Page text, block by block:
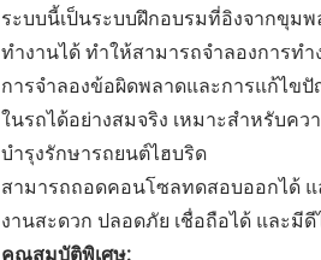
ระบบนี้เป็นระบบฝึกอบรมที่อิงจากขุม
ทำงานได้ ทำให้สามารถจำลองการท
การจำลองข้อผิดพลาดและการแก้ไข
ในรถได้อย่างสมจริง เหมาะสำหรับค
บำรุงรักษารถยนต์ไฮบริด
สามารถถอดคอนโซลทดสอบออกได้
งานสะดวก ปลอดภัย เชื่อถือได้ และมี
คุณสมบัติพิเศษ: